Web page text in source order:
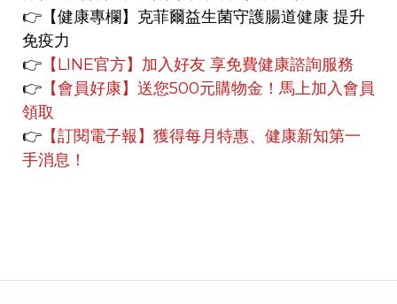
👉【健康專欄】 克菲爾益生菌守護腸道健康 提升
免疫力
👉 【LINE官方】 加入好友 享免費健康諮詢服務
👉 【會員好康】 送您500元購物金！馬上加入會員
領取
👉 【訂閱電子報】獲得每月特惠、健康新知第一
手消息！